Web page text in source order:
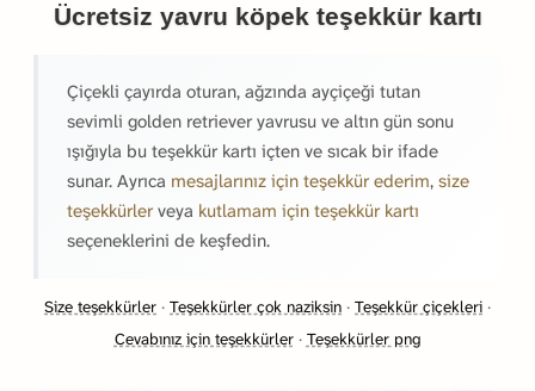
Ücretsiz yavru köpek teşekkür kartı
Çiçekli çayırda oturan, ağzında ayçiçeği tutan
sevimli golden retriever yavrusu ve altın gün sonu
ışığıyla bu teşekkür kartı içten ve sıcak bir ifade
sunar. Ayrıca mesajlarınız için teşekkür ederim, size
teşekkürler veya kutlamam için teşekkür kartı
seçeneklerini de keşfedin.
Size teşekkürler · Teşekkürler çok naziksin · Teşekkür çiçekleri ·
Cevabınız için teşekkürler· Teşekkürler png